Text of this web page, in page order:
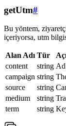
getUtm#
Bu yöntem,
içeriyorsa, utm
Alan Adı Tür
content
string
campaign string
source
string
medium
string
term
string